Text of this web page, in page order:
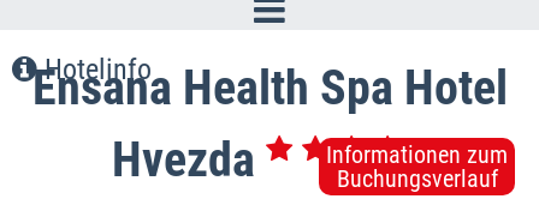
Hotelinfo
Ensana Health Spa Hotel
Hvezda
s
Informationen zum
Buchungsverlauf